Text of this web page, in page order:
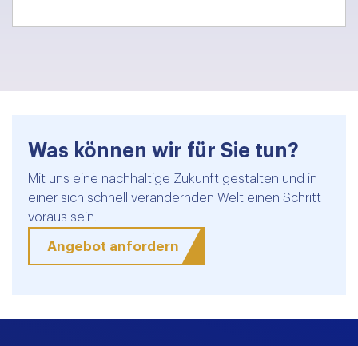
Was können wir für Sie tun?
Mit uns eine nachhaltige Zukunft gestalten und in
einer sich schnell verändernden Welt einen Schritt
voraus sein.
Angebot anfordern